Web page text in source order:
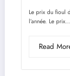
Le prix du fioul
l’année. Le prix...
Read